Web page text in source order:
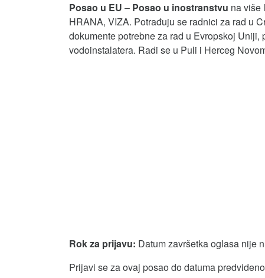
Posao u EU – Posao u inostranstvu na više
HRANA, VIZA. Potrađuju se radnici za rad u
dokumente potrebne za rad u Evropskoj
vodoinstalatera. Radi se u Puli i Herceg
Rok za prijavu: Datum završetka oglasa nije
Prijavi se za ovaj posao do datuma